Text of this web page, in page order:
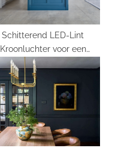
Schitterend LED-Lint
Kroonluchter voor een
Prachtige Verlichting